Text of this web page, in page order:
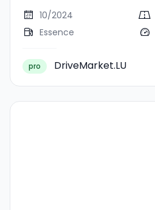
10/2024
Essence
pro DriveMarket.LU